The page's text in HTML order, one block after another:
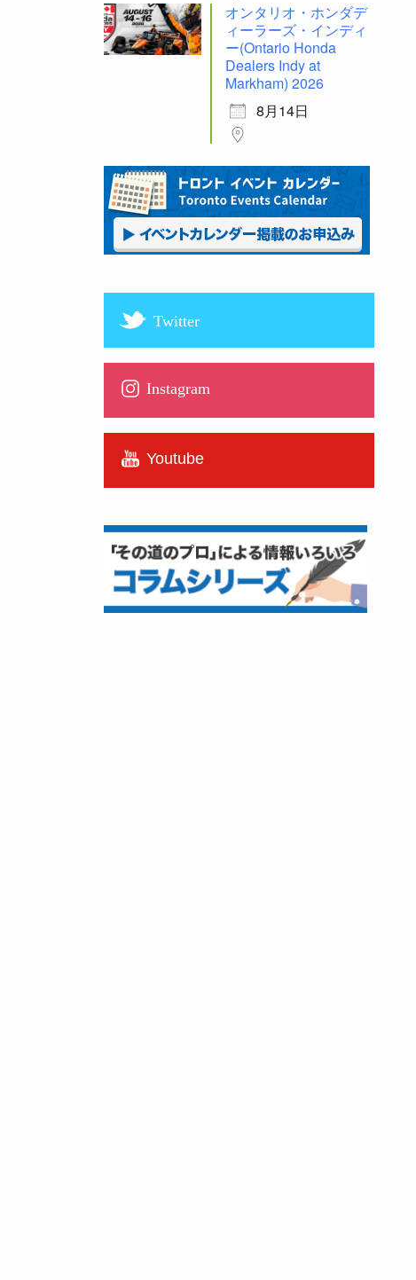
オンタリオ・ホンダデ
ィーラーズ・インディ
ー(Ontario Honda
Dealers Indy at
Markham) 2026
8月14日
Twitter
Instagram
Youtube